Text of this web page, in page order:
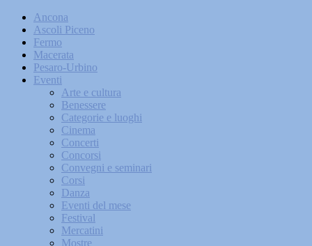
Ancona
Ascoli Piceno
Fermo
Macerata
Pesaro-Urbino
Eventi
Arte e cultura
Benessere
Categorie e luoghi
Cinema
Concerti
Concorsi
Convegni e seminari
Corsi
Danza
Eventi del mese
Festival
Mercatini
Mostre